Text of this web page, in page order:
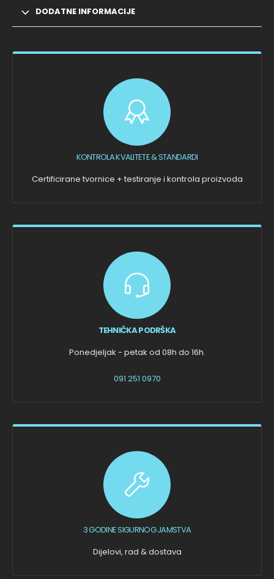
DODATNE INFORMACIJE
KONTROLA KVALITETE & STANDARDI
Certificirane tvornice + testiranje i kontrola proizvoda
TEHNIČKA PODRŠKA
Ponedjeljak - petak od 08h do 16h.
091 251 0970
3 GODINE SIGURNOG JAMSTVA
Dijelovi, rad & dostava